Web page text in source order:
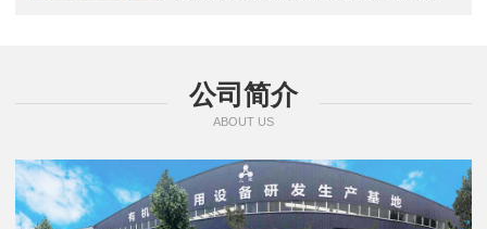
公司简介
ABOUT US